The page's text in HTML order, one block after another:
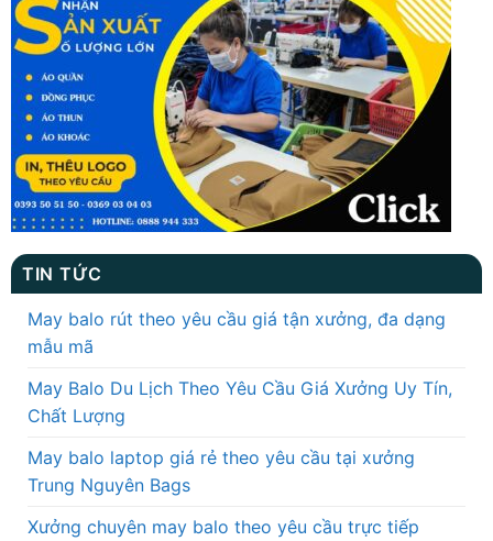
TIN TỨC
May balo rút theo yêu cầu giá tận xưởng, đa dạng
mẫu mã
May Balo Du Lịch Theo Yêu Cầu Giá Xưởng Uy Tín,
Chất Lượng
May balo laptop giá rẻ theo yêu cầu tại xưởng
Trung Nguyên Bags
Xưởng chuyên may balo theo yêu cầu trực tiếp